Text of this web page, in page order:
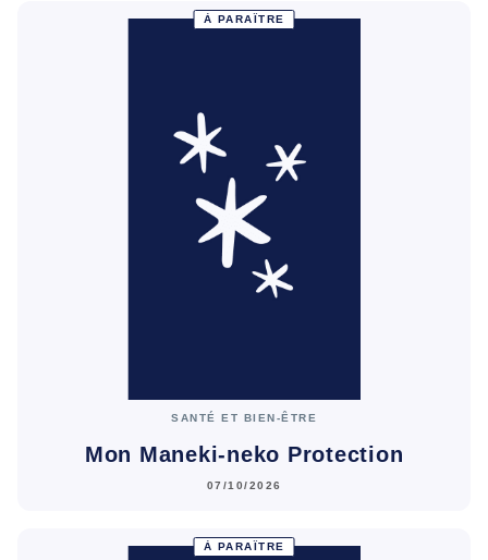
À PARAÎTRE
SANTÉ ET BIEN-ÊTRE
Mon Maneki-neko Protection
07/10/2026
À PARAÎTRE